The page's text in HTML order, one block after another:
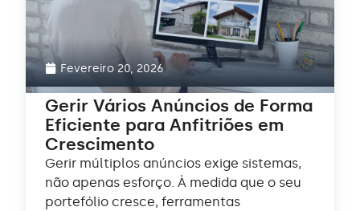
Fevereiro 20, 2026
Gerir Vários Anúncios de Forma
Eficiente para Anfitriões em
Crescimento
Gerir múltiplos anúncios exige sistemas,
não apenas esforço. À medida que o seu
portefólio cresce, ferramentas